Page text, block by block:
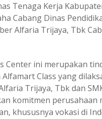
Tenaga Kerja
Cabang Dinas
Alfaria Trijaya, Tbk
Center ini merupakan
Class yang
Trijaya, Tbk dan
komitmen perusahaan
khususnya vokasi di